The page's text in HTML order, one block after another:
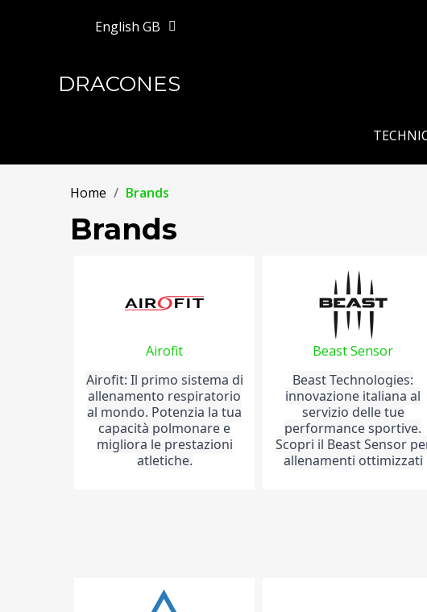
English GB
DRACONES
Home Brands
Brands
Airofit
Airofit: Il primo sistema di
allenamento respiratorio
al mondo. Potenzia la tua
capacità polmonare e
migliora le prestazioni
atletiche.
Beast Sensor
Beast Technologies:
innovazione italiana al
servizio delle tue
performance sportive.
Scopri il Beast Sensor
allenamenti ottimizzati